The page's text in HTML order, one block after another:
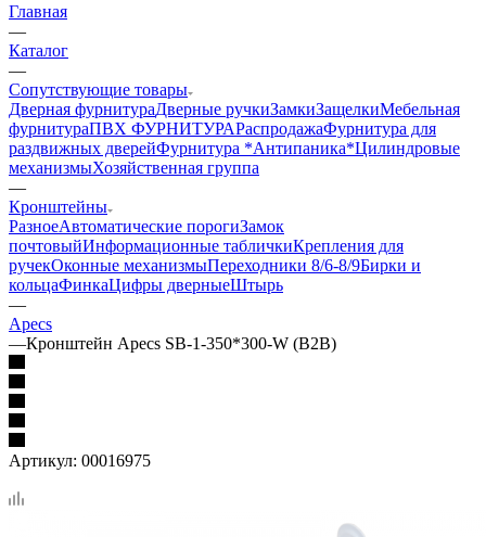
Главная
—
Каталог
—
Сопутствующие товары
Дверная фурнитураДверные ручкиЗамкиЗащелкиМебельная
фурнитураПВХ ФУРНИТУРАРаспродажаФурнитура для
раздвижных дверейФурнитура *Антипаника*Цилиндровые
механизмыХозяйственная группа
—
Кронштейны
РазноеАвтоматические порогиЗамок
почтовыйИнформационные табличкиКрепления для
ручекОконные механизмыПереходники 8/6-8/9Бирки и
кольцаФинкаЦифры дверныеШтырь
—
Apecs
—Кронштейн Apecs SB-1-350*300-W (B2B)
Артикул: 00016975